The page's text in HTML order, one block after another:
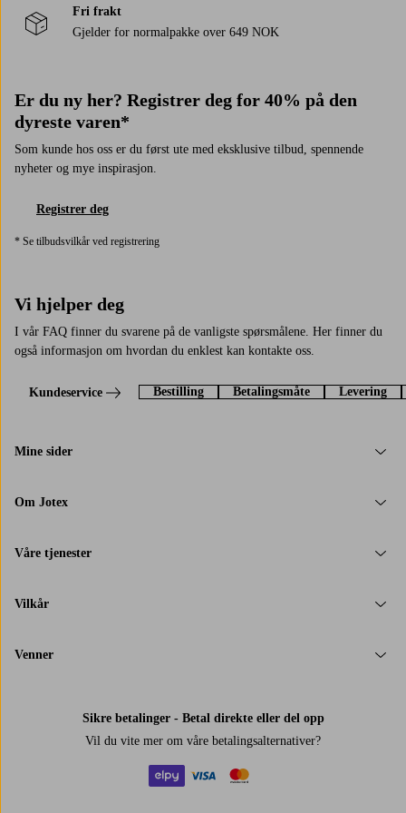
Fri frakt
Gjelder for normalpakke over 649 NOK
Er du ny her? Registrer deg for 40% på den
dyreste varen*
Som kunde hos oss er du først ute med eksklusive tilbud, spennende
nyheter og mye inspirasjon.
Registrer deg
* Se tilbudsvilkår ved registrering
Vi hjelper deg
I vår FAQ finner du svarene på de vanligste spørsmålene. Her finner du
også informasjon om hvordan du enklest kan kontakte oss.
Kundeservice Bestilling Betalingsmåte Levering
Mine sider
Om Jotex
Våre tjenester
Vilkår
Venner
Sikre betalinger - Betal direkte eller del opp
Vil du vite mer om våre betalingsalternativer?